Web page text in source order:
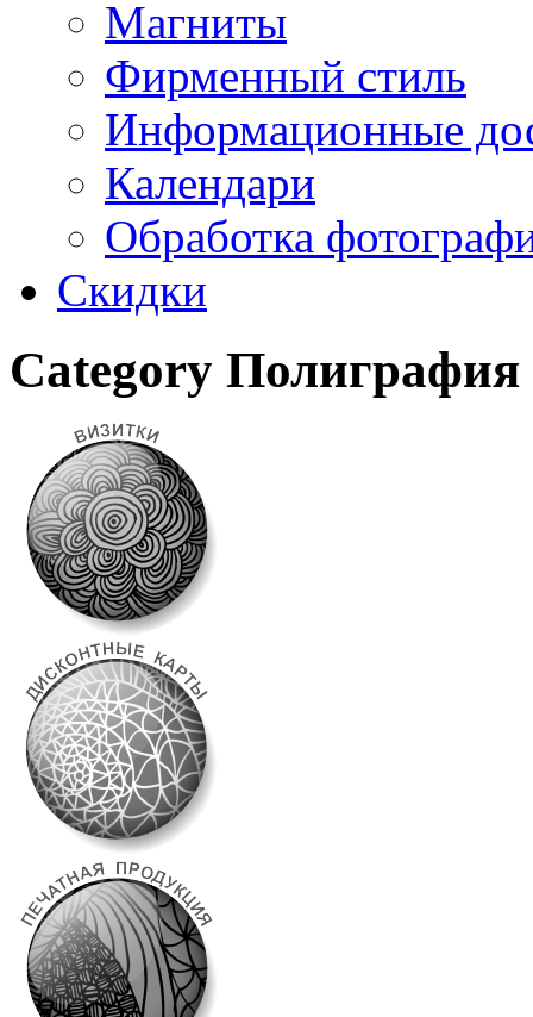
Магниты
Фирменный стиль
Информационные
Календари
Обработка
Скидки
Category Полиграфия